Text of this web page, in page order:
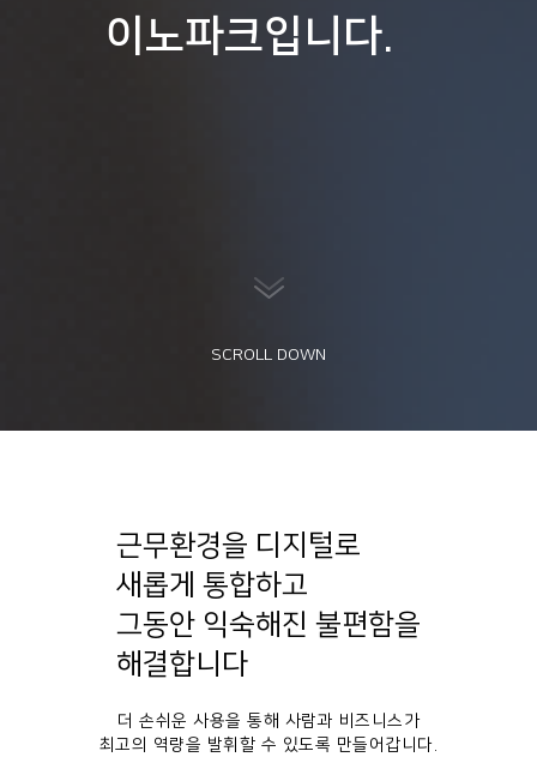
이노파크입니다.
SCROLL DOWN
근무환경을 디지털로
새롭게 통합하고
그동안 익숙해진 불편함을
해결합니다
더 손쉬운 사용을 통해 사람과 비즈니스가
최고의 역량을 발휘할 수 있도록 만들어갑니다.